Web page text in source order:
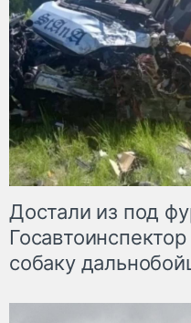
Достали из под
собаку